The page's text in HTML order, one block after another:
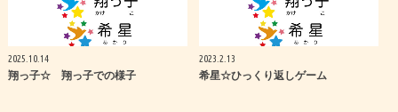
2025.10.14
翔っ子☆ 翔っ子での様子
2023.2.13
希星☆ひっくり返しゲーム